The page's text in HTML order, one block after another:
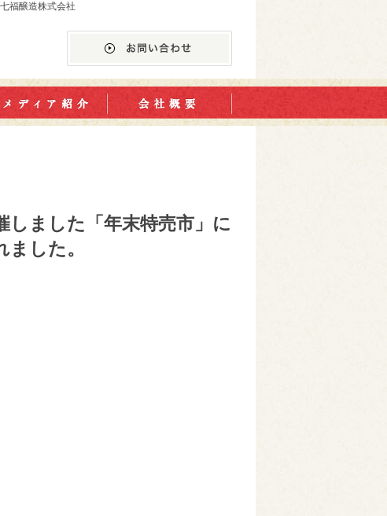
福醸造株式会社
しました「年末特売市」に
した。